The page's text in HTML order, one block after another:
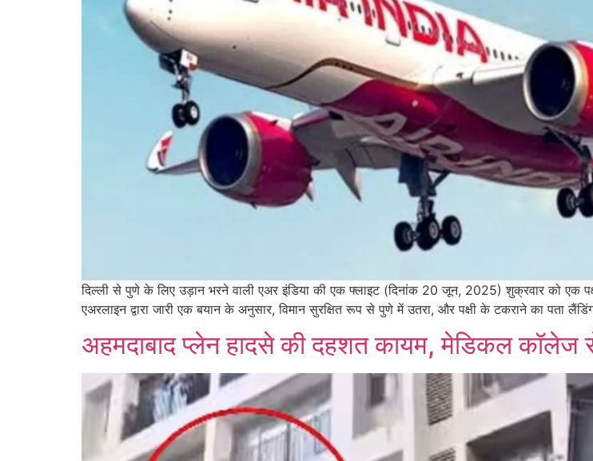
दिल्ली से पुणे के लिए उड़ान भरने वाली एअर इंडिया की एक फ्लाइट (दिनांक 20 जून, 2025) शुक्रवार को एक
एअरलाइन द्वारा जारी एक बयान के अनुसार, विमान सुरक्षित रूप से पुणे में उतरा, और पक्षी के टकराने का पता
अहमदाबाद प्लेन हादसे की दहशत कायम, मेडिकल कॉलेज